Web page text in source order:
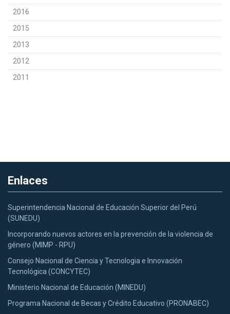
2016
2015
2013
2012
2011
Enlaces
Superintendencia Nacional de Educación Superior del Perú
(SUNEDU)
Incorporando nuevos actores en la prevención de la violencia de
género (MIMP - RPU)
Consejo Nacional de Ciencia y Tecnologia e Innovación
Tecnológica (CONCYTEC)
Ministerio Nacional de Educación (MINEDU)
Programa Nacional de Becas y Crédito Educativo (PRONABEC)